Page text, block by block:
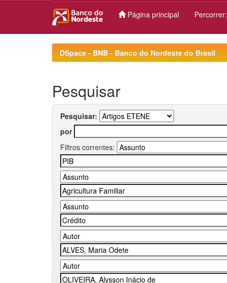
Página principal Percorrer:
DSpace - BNB - Banco do Nordeste do Brasil
Pesquisar
Pesquisar:
por
Filtros correntes: